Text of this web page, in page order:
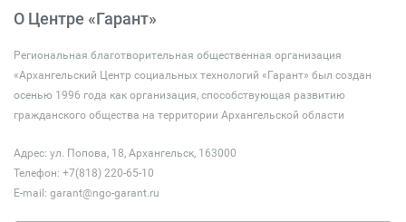
О Центре «Гарант»
Региональная благотворительная общественная организация
«Архангельский Центр социальных технологий «Гарант» был создан
осенью 1996 года как организация, способствующая развитию
гражданского общества на территории Архангельской области
Адрес: ул. Попова, 18, Архангельск, 163000
Телефон: +7(818) 220-65-10
E-mail: garant@ngo-garant.ru